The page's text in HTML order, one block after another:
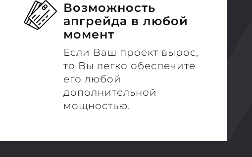
Возможность
апгрейда в любой
момент
Если Ваш проект вырос,
то Вы легко обеспечите
его любой
дополнительной
мощностью.